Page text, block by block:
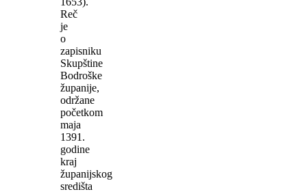
Reč
je
o
zapisniku
Skupštine
Bodroške
županije,
održane
početkom
maja
1391.
godine
kraj
županijskog
središta